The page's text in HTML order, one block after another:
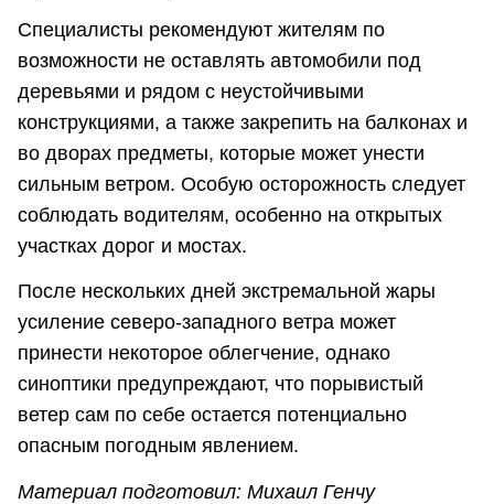
Специалисты рекомендуют жителям по
возможности не оставлять автомобили под
деревьями и рядом с неустойчивыми
конструкциями, а также закрепить на балконах и
во дворах предметы, которые может унести
сильным ветром. Особую осторожность следует
соблюдать водителям, особенно на открытых
участках дорог и мостах.
После нескольких дней экстремальной жары
усиление северо-западного ветра может
принести некоторое облегчение, однако
синоптики предупреждают, что порывистый
ветер сам по себе остается потенциально
опасным погодным явлением.
Материал подготовил: Михаил Генчу